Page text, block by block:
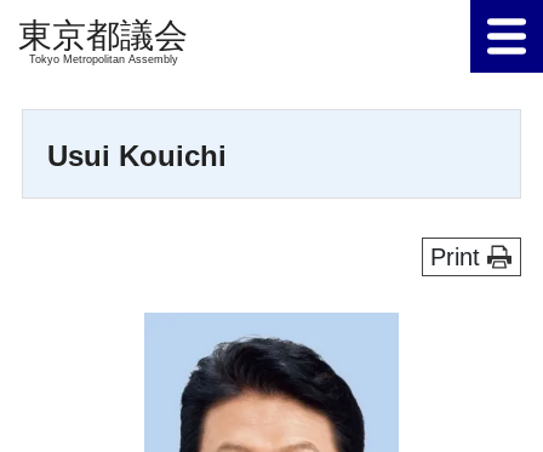
Tokyo Metropolitan Assembly
Usui Kouichi
Print